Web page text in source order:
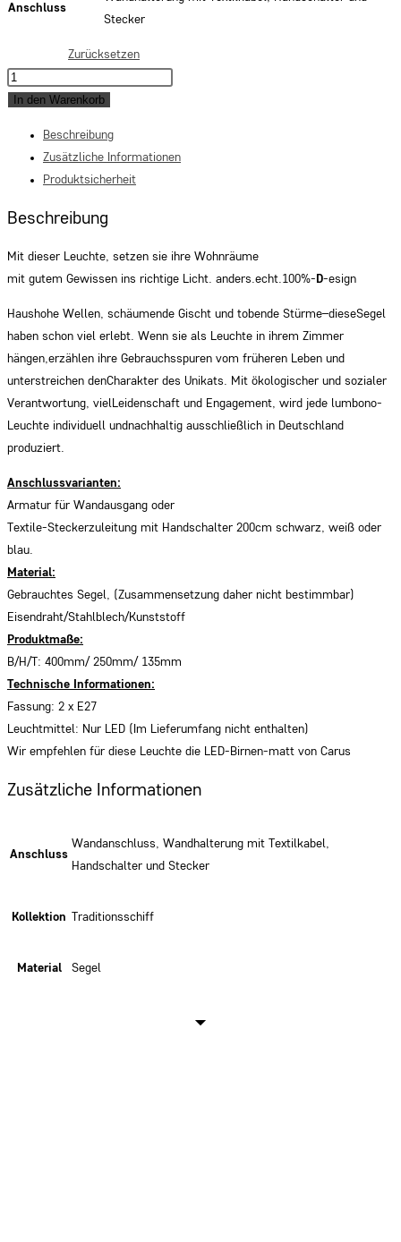
Anschluss
Stecker
Zurücksetzen
Wandleuchte
N°74
In den Warenkorb
Beschreibung
Zusätzliche Informationen
Produktsicherheit
Beschreibung
Mit dieser Leuchte, setzen sie ihre Wohnräume
mit gutem Gewissen ins richtige Licht. anders.echt.100%- D-esign
Haushohe Wellen, schäumende Gischt und tobende Stürme–dieseSegel
haben schon viel erlebt. Wenn sie als Leuchte in ihrem Zimmer
hängen,erzählen ihre Gebrauchsspuren vom früheren Leben und
unterstreichen denCharakter des Unikats. Mit ökologischer und sozialer
Verantwortung, vielLeidenschaft und Engagement, wird jede lumbono-
Leuchte individuell undnachhaltig ausschließlich in Deutschland
produziert.
Anschlussvarianten:
Armatur für Wandausgang oder
Textile-Steckerzuleitung mit Handschalter 200cm schwarz, weiß oder
blau.
Material:
Gebrauchtes Segel, (Zusammensetzung daher nicht bestimmbar)
Eisendraht/Stahlblech/Kunststoff
Produktmaße:
B/H/T: 400mm/ 250mm/ 135mm
Technische Informationen:
Fassung: 2 x E27
Leuchtmittel: Nur LED (Im Lieferumfang nicht enthalten)
Wir empfehlen für diese Leuchte die LED-Birnen-matt von Carus
Zusätzliche Informationen
Anschluss
Wandanschluss, Wandhalterung mit Textilkabel,
Handschalter und Stecker
Kollektion Traditionsschiff
Material Segel